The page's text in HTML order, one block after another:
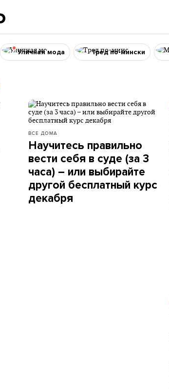
Уличная мода Тред по-мински
ВСЕ ДОМА
Научитесь правильно
вести себя в суде (за 3
часа) – или выбирайте
другой бесплатный курс
декабря